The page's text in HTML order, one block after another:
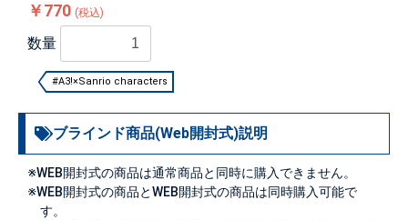
￥770 (税込)
数量
#A3!×Sanrio characters
ブラインド商品(Web開封式)説明
※WEB開封式の商品は通常商品と同時に購入できません。
※WEB開封式の商品とWEB開封式の商品は同時購入可能で
す。